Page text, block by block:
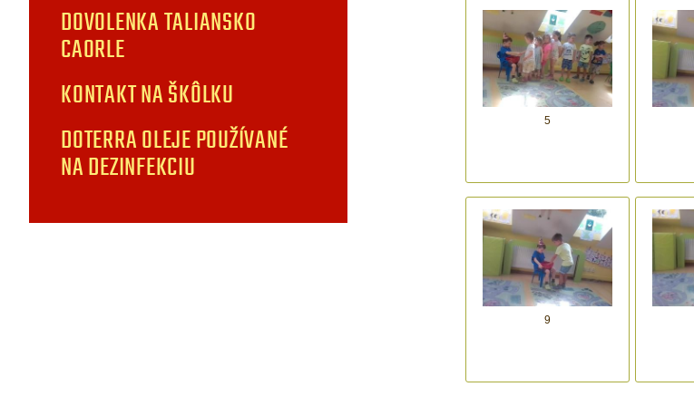
5
9
DOVOLENKA TALIANSKO
CAORLE
KONTAKT NA ŠKÔLKU
DOTERRA OLEJE POUŽÍVANÉ
NA DEZINFEKCIU